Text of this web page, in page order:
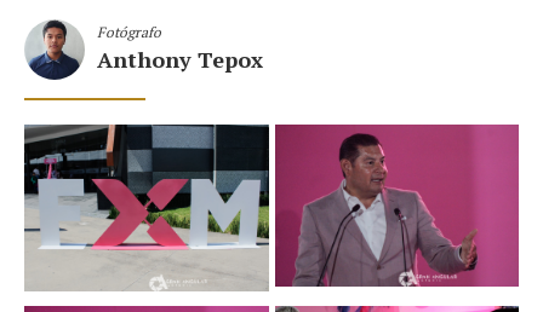
Fotógrafo
Anthony Tepox